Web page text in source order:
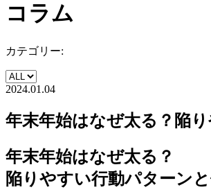
コラム
カテゴリー:
2024.01.04
年末年始はなぜ太る？陥
年末年始はなぜ太る？
陥りやすい行動パターン